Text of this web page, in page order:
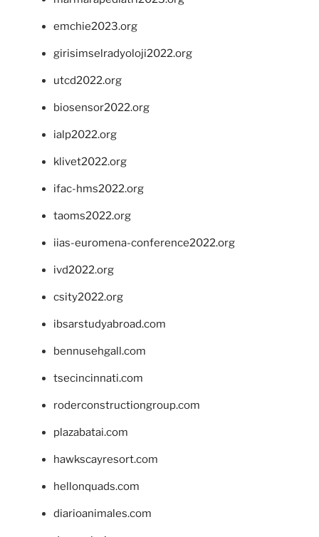
emchie2023.org
girisimselradyoloji2022.org
utcd2022.org
biosensor2022.org
ialp2022.org
klivet2022.org
ifac-hms2022.org
taoms2022.org
iias-euromena-conference2022.org
ivd2022.org
csity2022.org
ibsarstudyabroad.com
bennusehgall.com
tsecincinnati.com
roderconstructiongroup.com
plazabatai.com
hawkscayresort.com
hellonquads.com
diarioanimales.com